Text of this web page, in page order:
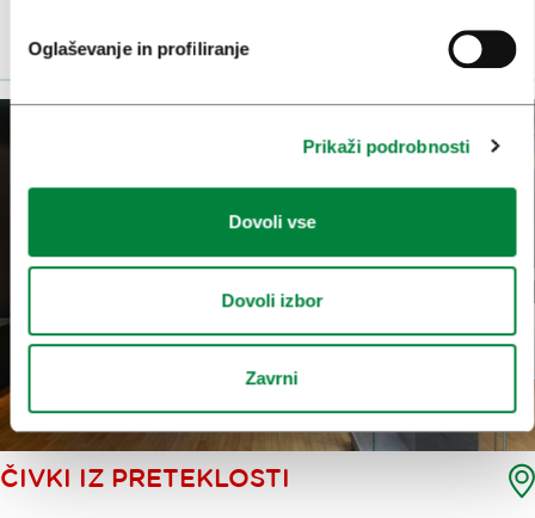
Oglaševanje in profiliranje
Prikaži podrobnosti
Dovoli vse
Dovoli izbor
Zavrni
31 M
ČIVKI IZ PRETEKLOSTI